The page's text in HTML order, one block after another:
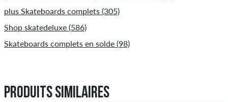
plus Skateboards complets (305)
Shop skatedeluxe (586)
Skateboards complets en solde (98)
PRODUITS SIMILAIRES